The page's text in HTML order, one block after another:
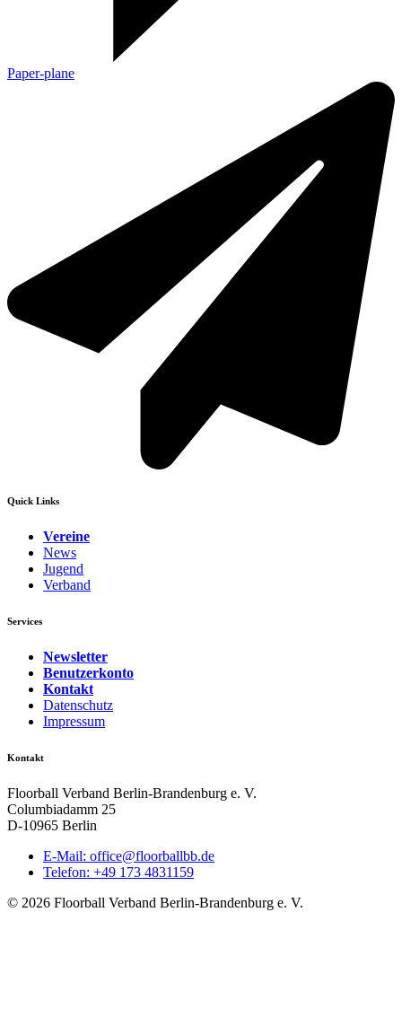
Paper-plane
Quick Links
Vereine
News
Jugend
Verband
Services
Newsletter
Benutzerkonto
Kontakt
Datenschutz
Impressum
Kontakt
Floorball Verband Berlin-Brandenburg e. V.
Columbiadamm 25
D-10965 Berlin
E-Mail: ed.bbllabroolf@eciffo
Telefon: +49 173 4831159
© 2026 Floorball Verband Berlin-Brandenburg e. V.